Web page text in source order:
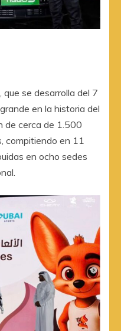
se desarrolla del 7
en la historia del
de cerca de 1.500
compitiendo en 11
en ocho sedes